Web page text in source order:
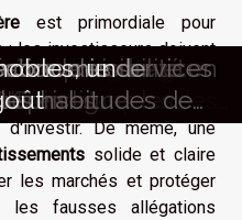
est primordiale pour
: les investisseurs doivent
précises sur les
des entreprises dans
De même, une
solide et claire
les marchés et protéger
les fausses allégations
secteur
vos
en
et stratégies pour
2023
2023 stratégies
pour les
sur l'économie
sur
dans les
comprendre et
comprendre et
en ligne
la visibilité en
des services
habitudes de
de
un